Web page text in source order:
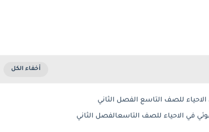
للصف التاسع الفصل الثاني
في الاحياء للصف التاسعالفصل الثاني